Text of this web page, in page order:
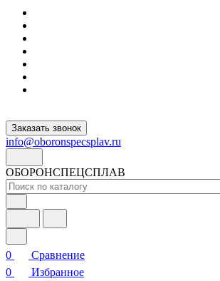
Заказать звонок
info@oboronspecsplav.ru
ОБОРОНСПЕЦСПЛАВ
0
Сравнение
0
Избранное